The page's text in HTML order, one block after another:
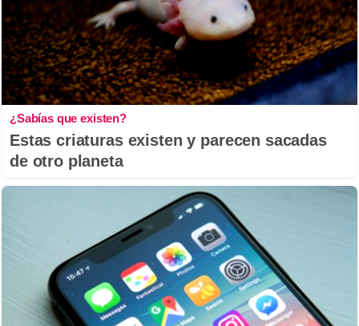
¿Sabías que existen?
Estas criaturas existen y parecen sacadas
de otro planeta